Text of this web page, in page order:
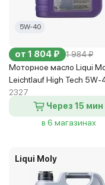
5W-40
от 1 804 ₽ 1 984 ₽
Моторное масло Liqui
Leichtlauf High Tech 5W-
2327
Через 15 мин
в 6 магазинах
Liqui Moly